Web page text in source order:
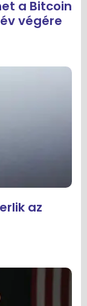
a Bitcoin
végére
az